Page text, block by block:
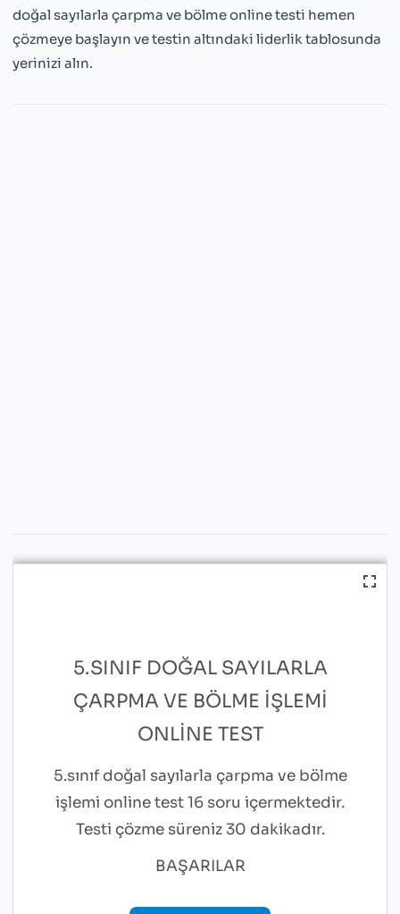
doğal sayılarla çarpma ve bölme online testi hemen
çözmeye başlayın ve testin altındaki liderlik tablosunda
yerinizi alın.
5.SINIF DOĞAL SAYILARLA
ÇARPMA VE BÖLME İŞLEMI
ONLINE TEST
5.sınıf doğal sayılarla çarpma ve bölme
işlemi online test 16 soru içermektedir.
Testi çözme süreniz 30 dakikadır.
BAŞARILAR